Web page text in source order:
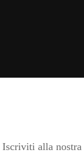
Iscriviti alla nostra